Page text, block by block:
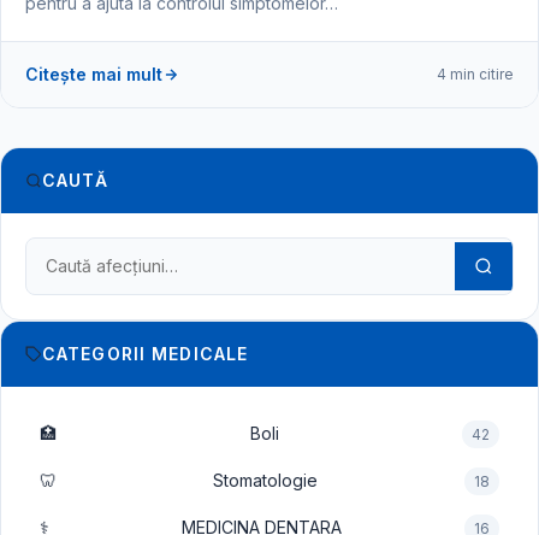
Citește mai mult 4 min citire
CAUTĂ
Caută în dicționarul medical
CATEGORII MEDICALE
🏥 Boli 42
🦷 Stomatologie 18
⚕️ MEDICINA DENTARA 16